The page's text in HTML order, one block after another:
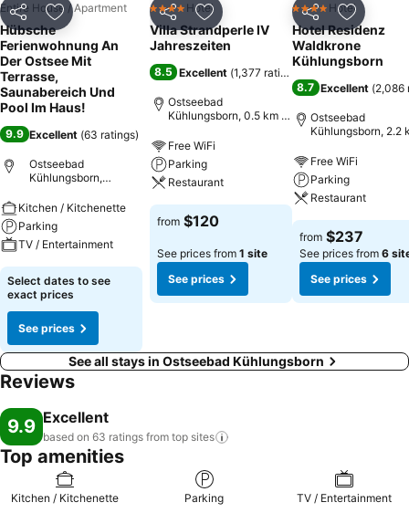
Share Add to favorites
Entire House / Apartment
Hübsche
Ferienwohnung An
Der Ostsee Mit
Terrasse,
Saunabereich Und
Pool Im Haus!
9.9 Excellent (63 ratings)
Ostseebad
Kühlungsborn,
Kitchen / Kitchenette
Parking
TV / Entertainment
Select dates to see
exact prices
See prices
Share Add to favorites
4 Stars Hotel
Villa Strandperle IV
Jahreszeiten
8.5 Excellent (1,377 ratings
Ostseebad
Kühlungsborn, 0.5 km to
Free WiFi
Parking
Restaurant
from $120
See prices from 1 site
See prices
Share Add to
4 Stars Hotel
Hotel Residenz
Waldkrone
Kühlungsborn
8.7 Excellent (2,086
Ostseebad
Kühlungsborn, 2.2
Free WiFi
Parking
Restaurant
from $237
See prices from 6
See prices
See all stays in Ostseebad Kühlungsborn
Reviews
9.9 Excellent
based on 63 ratings from top sites
Top amenities
Kitchen / Kitchenette Parking TV / Entertainment